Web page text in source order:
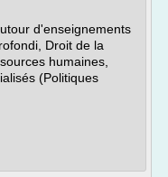
d'enseignements
Droit de la
humaines,
(Politiques